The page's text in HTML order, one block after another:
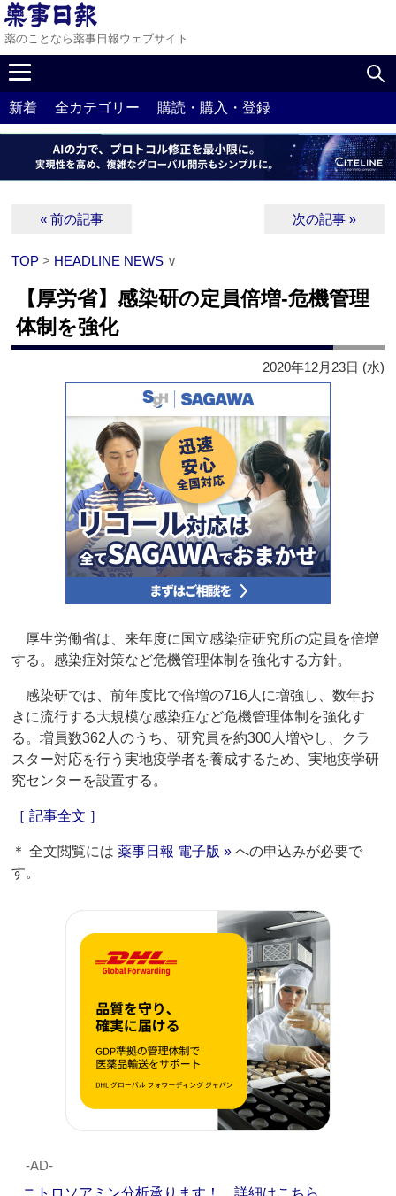
薬のことなら薬事日報ウェブサイト
新着 全カテゴリー 購読・購入・登録
« 前の記事 次の記事 »
TOP > HEADLINE NEWS ∨
【厚労省】感染研の定員倍増‐危機管理
体制を強化
2020年12月23日 (水)
厚生労働省は、来年度に国立感染症研究所の定員を倍増
する。感染症対策など危機管理体制を強化する方針。
感染研では、前年度比で倍増の716人に増強し、数年お
きに流行する大規模な感染症など危機管理体制を強化す
る。増員数362人のうち、研究員を約300人増やし、クラ
スター対応を行う実地疫学者を養成するため、実地疫学研
究センターを設置する。
［ 記事全文 ］
＊ 全文閲覧には薬事日報 電子版 » への申込みが必要で
す。
‐AD‐